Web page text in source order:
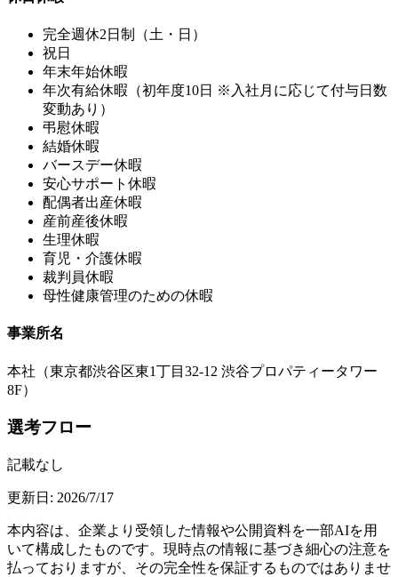
完全週休2日制（土・日）
祝日
年末年始休暇
年次有給休暇（初年度10日 ※入社月に応じて付与日数
変動あり）
弔慰休暇
結婚休暇
バースデー休暇
安心サポート休暇
配偶者出産休暇
産前産後休暇
生理休暇
育児・介護休暇
裁判員休暇
母性健康管理のための休暇
事業所名
本社（東京都渋谷区東1丁目32-12 渋谷プロパティータワー
8F）
選考フロー
記載なし
更新日: 2026/7/17
本内容は、企業より受領した情報や公開資料を一部AIを用
いて構成したものです。現時点の情報に基づき細心の注意を
払っておりますが、その完全性を保証するものではありませ